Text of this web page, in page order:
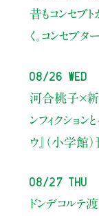
昔もコンセプ
く。コンセプタ
08/26 Wed
河合桃子×
ンフィクショ
ウ』（小学館
08/27 Thu
ドンデコルテ